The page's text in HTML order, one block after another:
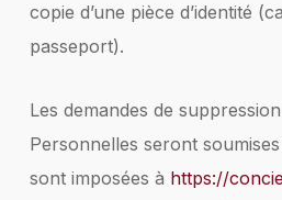
copie d’une pièce d’identité
passeport).
Les demandes de
Personnelles seront
sont imposées à https://